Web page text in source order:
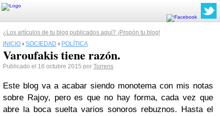
¿Los artículos de tu blog publicados aquí? ¡Propón tu blog!
INICIO › SOCIEDAD › POLÍTICA
Varoufakis tiene razón.
Publicado el 16 octubre 2015 por Torrens
Este blog va a acabar siendo monotema con mis notas
sobre Rajoy, pero es que no hay forma, cada vez que
abre la boca suelta varios sonoros rebuznos. Hasta el